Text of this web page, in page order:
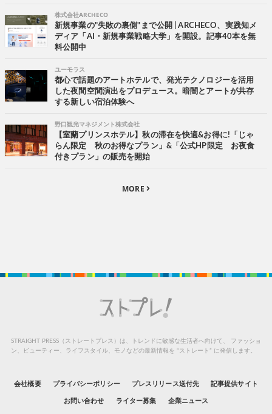
株式会社ARCHECO
新規事業の"失敗の裏側"まで公開 | ARCHECO、実践知メ
ディア「AI・新規事業戦略大学」を開設。記事40本を無
料公開中
ユーモラス
都心で話題のアートホテルで、発光テクノロジーを活用
した夜間空間演出をプロデュース。暗闇とアートが共存
する新しい宿泊体験へ
野口観光マネジメント株式会社
【室蘭プリンスホテル】秋の滞在を快適&お得に!「じゃ
らん限定 秋のお得なプラン」&「公式HP限定 お夜食
付きプラン」の販売を開始
MORE
STRAIGHT PRESS（ストレートプレス）は、トレンドに敏感な生活者へ向けて、
ファッショ
ン、ビューティー、ライフスタイル、モノなどの最新情報を “ストレート” に発信します。
会社概要 プライバシーポリシー プレスリリース送付先 記事提供サイト
お問い合わせ ライター募集 企業ニュース